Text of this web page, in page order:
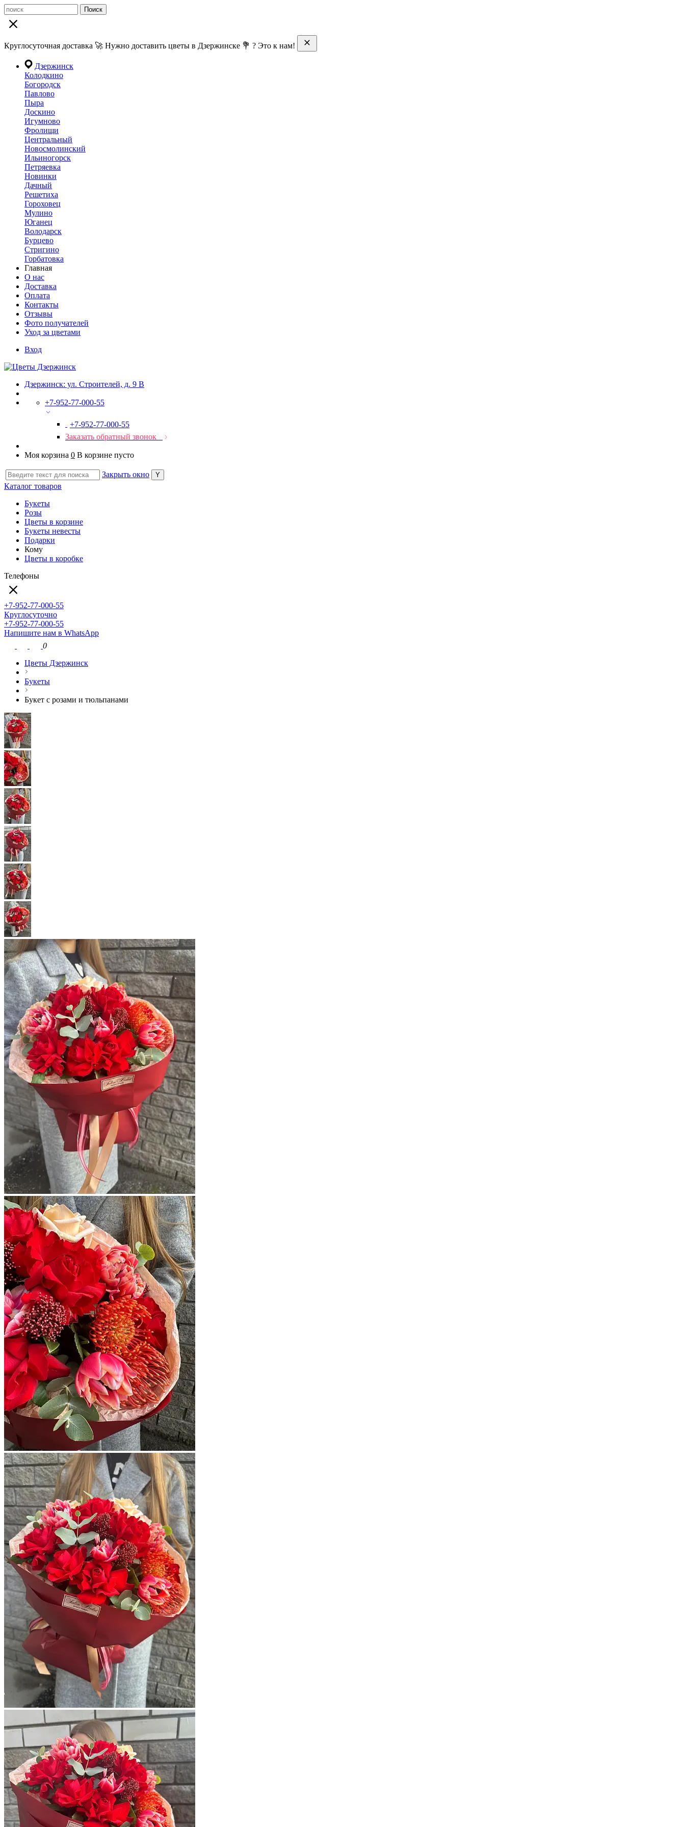
Поиск
Круглосуточная доставка 🚀 Нужно доставить цветы в Дзержинске 💐 ? Это к нам!
Дзержинск
Колодкино
Богородск
Павлово
Пыра
Доскино
Игумново
Фролищи
Центральный
Новосмолинский
Ильиногорск
Петряевка
Новинки
Дачный
Решетиха
Гороховец
Мулино
Юганец
Володарск
Бурцево
Стригино
Горбатовка
Главная
О нас
Доставка
Оплата
Контакты
Отзывы
Фото получателей
Уход за цветами
Вход
Дзержинск: ул. Строителей, д. 9 В
+7-952-77-000-55
+7-952-77-000-55
Заказать обратный звонок
Моя корзина 0 В корзине пусто
Закрыть окно
Каталог товаров
Букеты
Розы
Цветы в корзине
Букеты невесты
Подарки
Кому
Цветы в коробке
Телефоны
+7-952-77-000-55
Круглосуточно
+7-952-77-000-55
Напишите нам в WhatsApp
0
Цветы Дзержинск
Букеты
Букет с розами и тюльпанами